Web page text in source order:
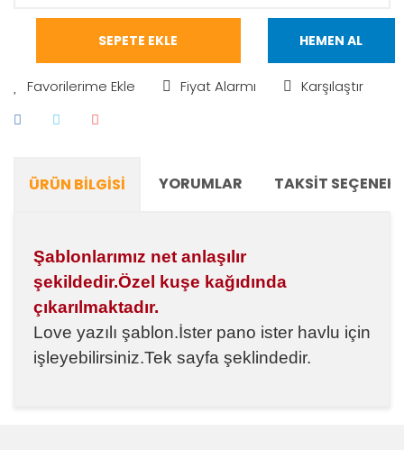
SEPETE EKLE HEMEN AL
Fiyat Alarmı Karşılaştır
ÜRÜN BILGISI YORUMLAR TAKSIT
Şablonlarımız net anlaşılır
şekildedir.Özel kuşe kağıdında
çıkarılmaktadır.
Love yazılı şablon.İster pano ister havlu için
işleyebilirsiniz.Tek sayfa şeklindedir.